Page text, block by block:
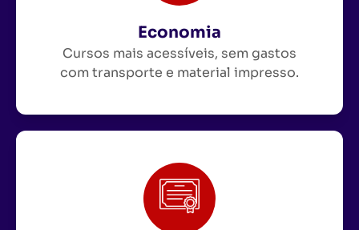
Economia
Cursos mais acessíveis, sem gastos
com transporte e material impresso.